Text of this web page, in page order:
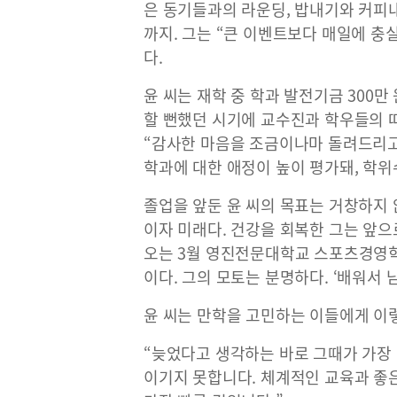
은 동기들과의 라운딩, 밥내기와 커
까지. 그는 “큰 이벤트보다 매일에 충
다.
윤 씨는 재학 중 학과 발전기금 300
할 뻔했던 시기에 교수진과 학우들의
“감사한 마음을 조금이나마 돌려드
학과에 대한 애정이 높이 평가돼, 학
졸업을 앞둔 윤 씨의 목표는 거창하
이자 미래다. 건강을 회복한 그는 앞
오는 3월 영진전문대학교 스포츠경
이다. 그의 모토는 분명하다. ‘배워서
윤 씨는 만학을 고민하는 이들에게 이
“늦었다고 생각하는 바로 그때가 가
이기지 못합니다. 체계적인 교육과